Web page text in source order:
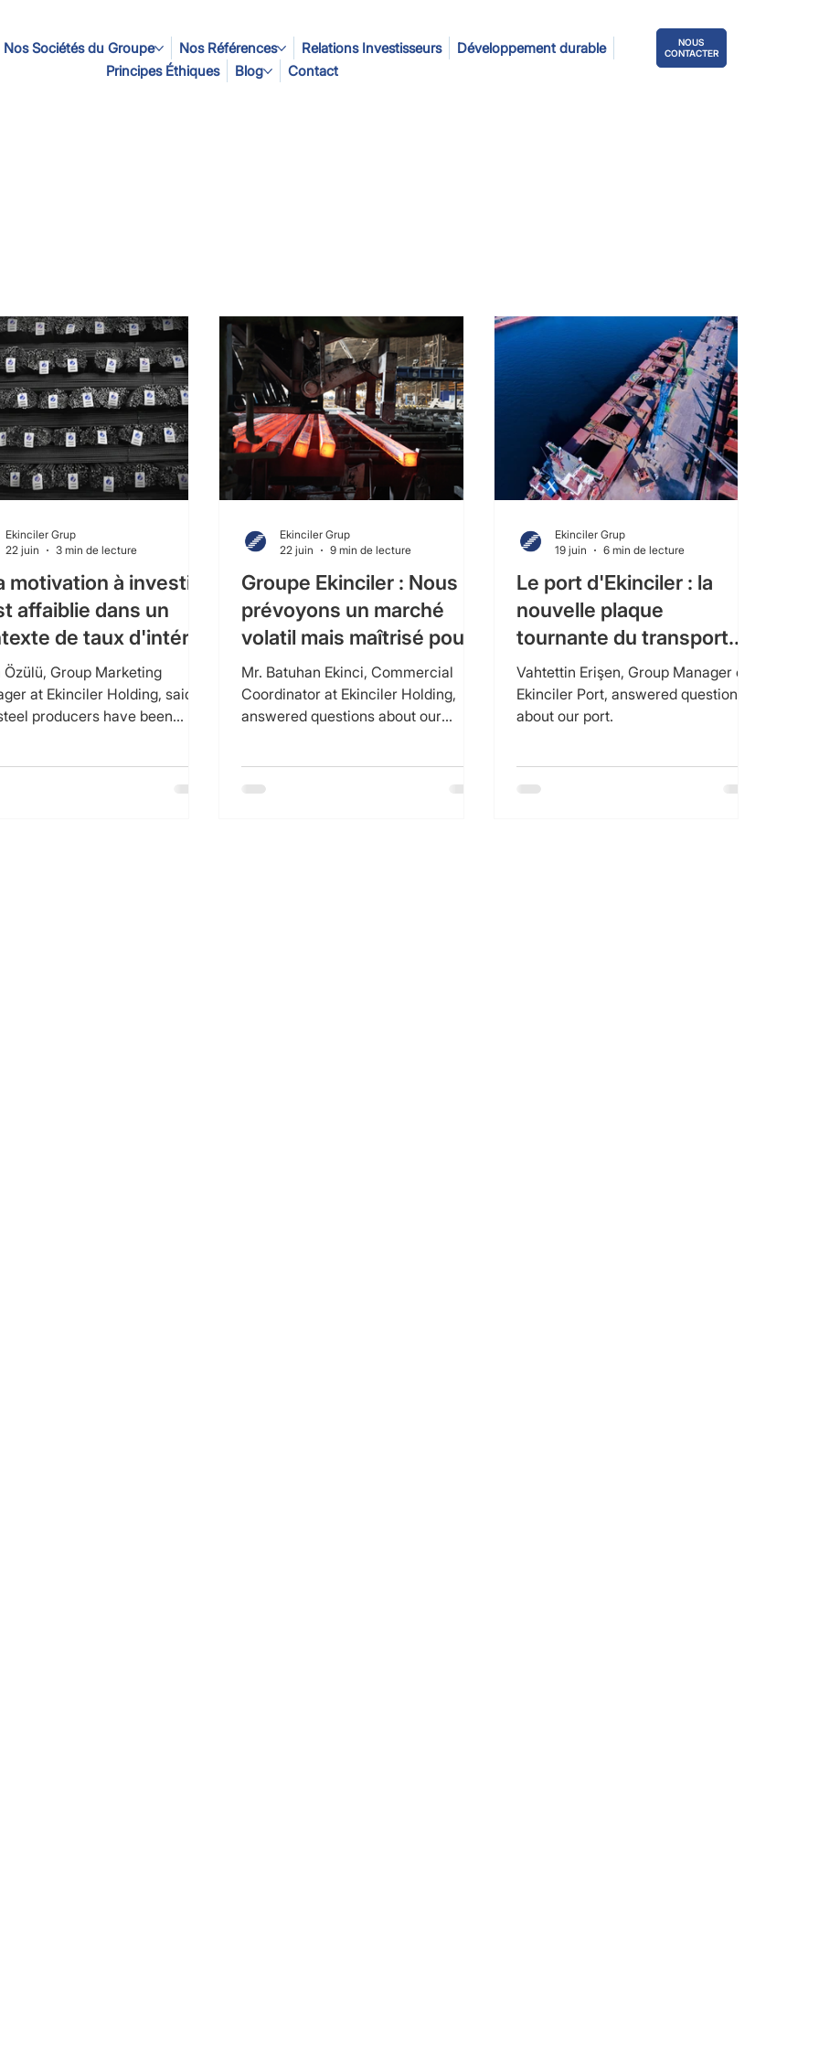
Nos Sociétés du Groupe Nos Références Relations Investisseurs
Développement durable
Principes Éthiques
Blog Contact
NOUS
CONTACTER
motivation à investir
affaiblie dans un
de taux d'intérêt
»
Özülü, Group Marketing
at Ekinciler Holding, said
producers have been
domestic demand.
Ekinciler Grup
22 juin
3 min de lecture
Groupe Ekinciler : Nous
prévoyons un marché
volatil mais maîtrisé pour
le reste de l'année.
Mr. Batuhan Ekinci, Commercial
Coordinator at Ekinciler Holding,
answered questions about our
Ekinciler Grup
22 juin
9 min de lecture
Le port d'Ekinciler : la
nouvelle plaque
tournante du transport
intermodal en Turquie.
Vahtettin Erişen, Group Manager of
Ekinciler Port, answered questions
about our port.
Ekinciler Grup
19 juin
6 min de lecture